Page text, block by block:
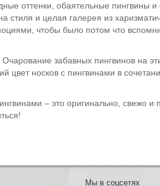
оттенки, обаятельные пингвины
стиля и целая галерея из
чтобы было потом что
забавных пингвинов на
цвет носков с пингвинами в
– это оригинально, свежо и
Мы в соцсетях